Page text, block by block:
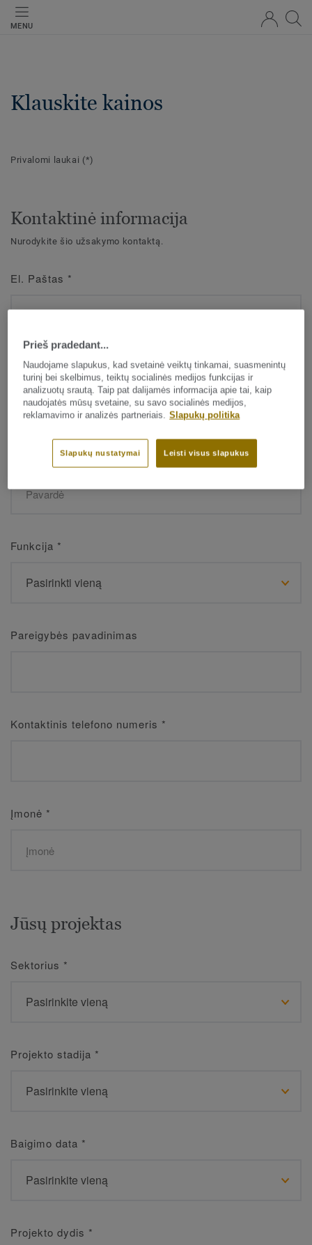
MENU
Klauskite kainos
Privalomi laukai (*)
Kontaktinė informacija
Nurodykite šio užsakymo kontaktą.
El. Paštas *
Vardas*
*
Funkcija *
Pareigybės pavadinimas
Kontaktinis telefono numeris *
Įmonė *
Jūsų projektas
Sektorius *
Projekto stadija *
Baigimo data *
Projekto dydis *
Prieš pradedant...
Naudojame slapukus, kad svetainė veiktų tinkamai, suasmenintų
turinį bei skelbimus, teiktų socialinės medijos funkcijas ir
analizuotų srautą. Taip pat dalijamės informacija apie tai, kaip
naudojatės mūsų svetaine, su savo socialinės medijos,
reklamavimo ir analizės partneriais. Slapukų politika
Leisti visus slapukus
Slapukų nustatymai